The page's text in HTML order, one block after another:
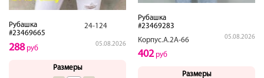
Рубашка
#23469665
24-124
05.08.2026
288руб
Размеры
Рубашка
#23469283
Корпус.А.2А-66
05.08.2026
402руб
Размеры